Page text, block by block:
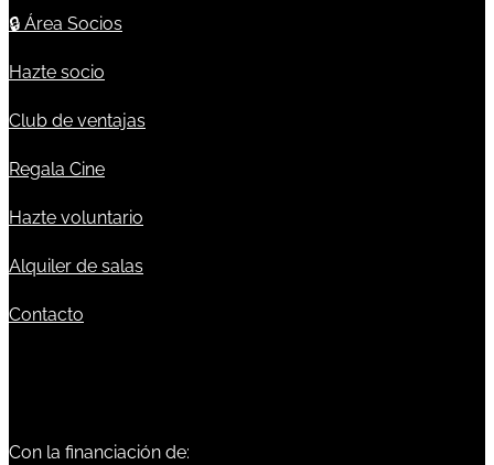
🔒 Área Socios
Hazte socio
Club de ventajas
Regala Cine
Hazte voluntario
Alquiler de salas
Contacto
Con la financiación de: